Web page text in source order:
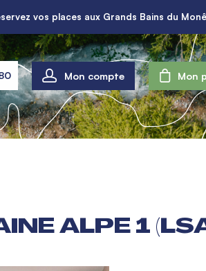
vos places aux Grands Bains du
Mon compte Mon
ALPE 1